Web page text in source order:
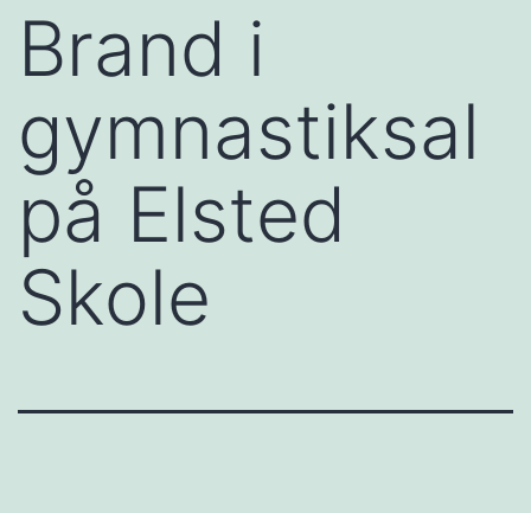
Brand i
gymnastiksal
på Elsted
Skole